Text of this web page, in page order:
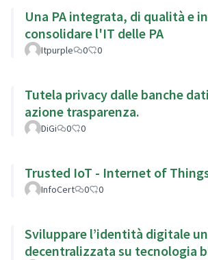
Una PA integrata, di qualità e
consolidare l'IT delle PA
Itpurple 0 0
Tutela privacy dalle banche
azione trasparenza.
DiGi 0 0
Trusted IoT - Internet of
InfoCert 0 0
Sviluppare l’identità digitale
decentralizzata su tecnologia